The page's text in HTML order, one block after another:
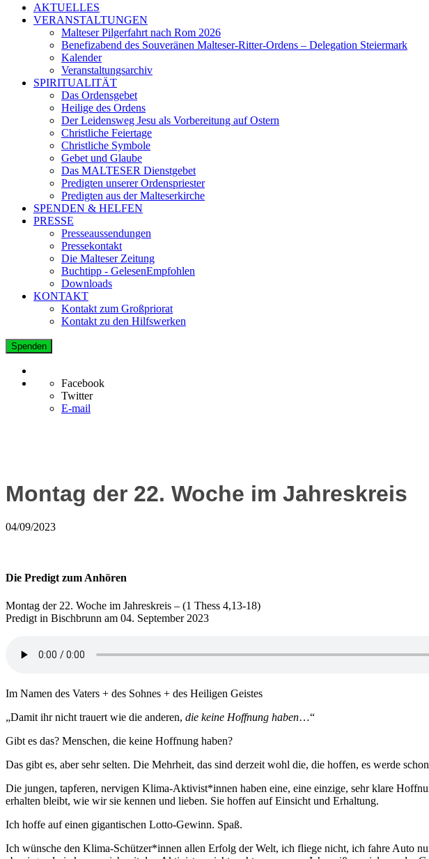
AKTUELLES
VERANSTALTUNGEN
Malteser Pilgerfahrt nach Rom 2026
Benefizabend des Souveränen Malteser-Ritter-Ordens – Delegation Steiermark
Kalender
Veranstaltungsarchiv
SPIRITUALITÄT
Das Ordensgebet
Heilige des Ordens
Der Leidensweg Jesu als Vorbereitung auf Ostern
Christliche Feiertage
Christliche Symbole
Gebet und Glaube
Das MALTESER Dienstgebet
Predigten unserer Ordenspriester
Predigten aus der Malteserkirche
SPENDEN & HELFEN
PRESSE
Presseaussendungen
Pressekontakt
Die Malteser Zeitung
Buchtipp - GelesenEmpfohlen
Downloads
KONTAKT
Kontakt zum Großpriorat
Kontakt zu den Hilfswerken
Spenden
Facebook
Twitter
E-mail
Montag der 22. Woche im Jahreskreis
04/09/2023
Die Predigt zum Anhören
Montag der 22. Woche im Jahreskreis – (1 Thess 4,13-18)
Predigt in Bischbrunn am 04. September 2023
Im Namen des Vaters + des Sohnes + des Heiligen Geistes
„Damit ihr nicht trauert wie die anderen, die keine Hoffnung haben…“
Gibt es das? Menschen, die keine Hoffnung haben?
Das gibt es, aber sehr selten. Die Mehrheit, das sind derzeit wohl die, die hoffen, es werde
Die jungen, tapferen, nervigen Klima-Aktivist*innen haben eine, eine einzige, sehr klare
erhalten bleibt, wie wir sie kennen und lieben. Sie hoffen auf Einsicht und Erhaltung.
Ich hoffe auf einen gigantischen Lotto-Gewinn. Spaß.
Ich wünsche den Klima-Schützer*innen allen Erfolg der Welt, ich fliege nicht, ich fahre Auto